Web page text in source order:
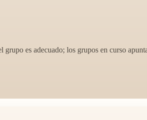
grupo es adecuado; los grupos en curso